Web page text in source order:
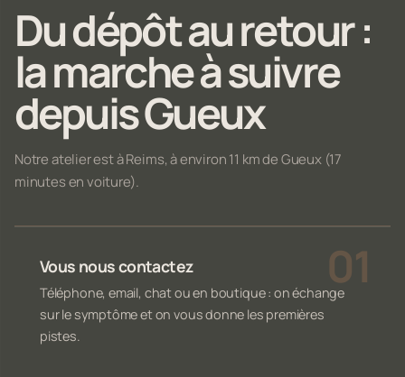
Du dépôt au retour :
la marche à suivre
depuis Gueux
Notre atelier est à Reims, à environ 11 km de Gueux (17
minutes en voiture).
Vous nous contactez
Téléphone, email, chat ou en boutique : on échange
sur le symptôme et on vous donne les premières
pistes.